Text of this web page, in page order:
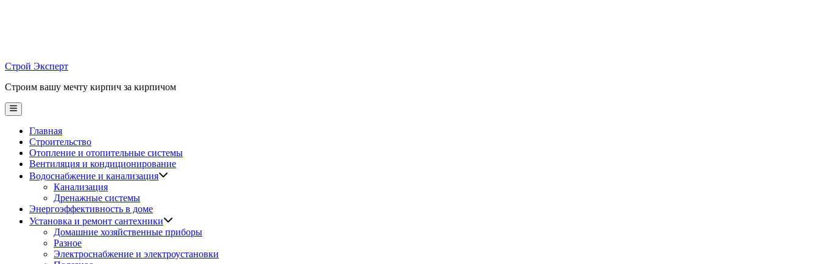
Строй Эксперт
Строим вашу мечту кирпич за кирпичом
Main
Menu
Главная
Строительство
Отопление и отопительные системы
Вентиляция и кондиционирование
Водоснабжение и канализация
Канализация
Дренажные системы
Энергоэффективность в доме
Установка и ремонт сантехники
Домашние хозяйственные приборы
Разное
Электроснабжение и электроустановки